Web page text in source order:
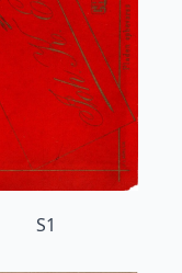
S1